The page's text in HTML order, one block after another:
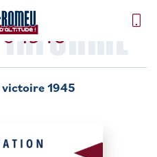
1945
victoire 1945